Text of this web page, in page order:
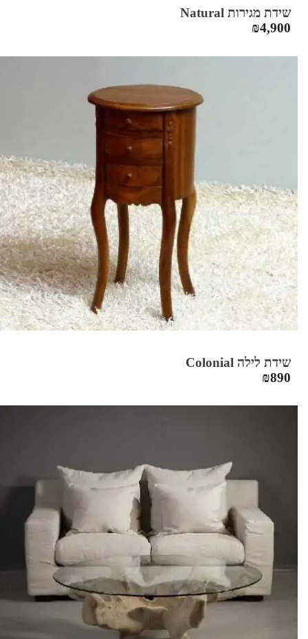
שידת מגירות Natural
₪4,900
שידת לילה Colonial
₪890